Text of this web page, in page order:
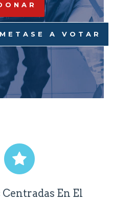
A VOTAR
Centradas En El